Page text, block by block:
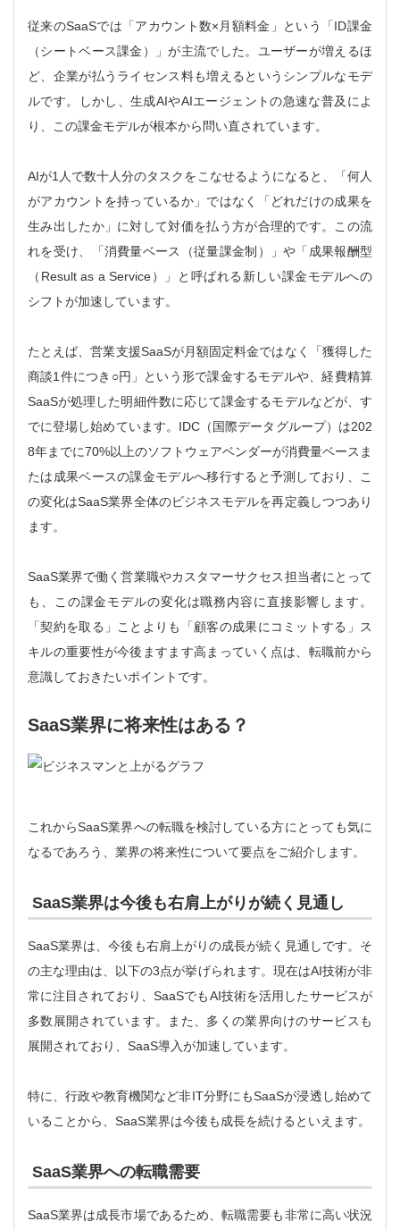
従来のSaaSでは「アカウント数×月額料金」という「ID課金
（シートベース課金）」が主流でした。ユーザーが増えるほ
ど、企業が払うライセンス料も増えるというシンプルなモデ
ルです。しかし、生成AIやAIエージェントの急速な普及によ
り、この課金モデルが根本から問い直されています。
AIが1人で数十人分のタスクをこなせるようになると、「何人
がアカウントを持っているか」ではなく「どれだけの成果を
生み出したか」に対して対価を払う方が合理的です。この流
れを受け、「消費量ベース（従量課金制）」や「成果報酬型
（Result as a Service）」と呼ばれる新しい課金モデルへの
シフトが加速しています。
たとえば、営業支援SaaSが月額固定料金ではなく「獲得した
商談1件につき○円」という形で課金するモデルや、経費精算
SaaSが処理した明細件数に応じて課金するモデルなどが、す
でに登場し始めています。IDC（国際データグループ）は202
8年までに70%以上のソフトウェアベンダーが消費量ベースま
たは成果ベースの課金モデルへ移行すると予測しており、こ
の変化はSaaS業界全体のビジネスモデルを再定義しつつあり
ます。
SaaS業界で働く営業職やカスタマーサクセス担当者にとって
も、この課金モデルの変化は職務内容に直接影響します。
「契約を取る」ことよりも「顧客の成果にコミットする」ス
キルの重要性が今後ますます高まっていく点は、転職前から
意識しておきたいポイントです。
SaaS業界に将来性はある？
これからSaaS業界への転職を検討している方にとっても気に
なるであろう、業界の将来性について要点をご紹介します。
SaaS業界は今後も右肩上がりが続く見通し
SaaS業界は、今後も右肩上がりの成長が続く見通しです。そ
の主な理由は、以下の3点が挙げられます。現在はAI技術が非
常に注目されており、SaaSでもAI技術を活用したサービスが
多数展開されています。また、多くの業界向けのサービスも
展開されており、SaaS導入が加速しています。
特に、行政や教育機関など非IT分野にもSaaSが浸透し始めて
いることから、SaaS業界は今後も成長を続けるといえます。
SaaS業界への転職需要
SaaS業界は成長市場であるため、転職需要も非常に高い状況